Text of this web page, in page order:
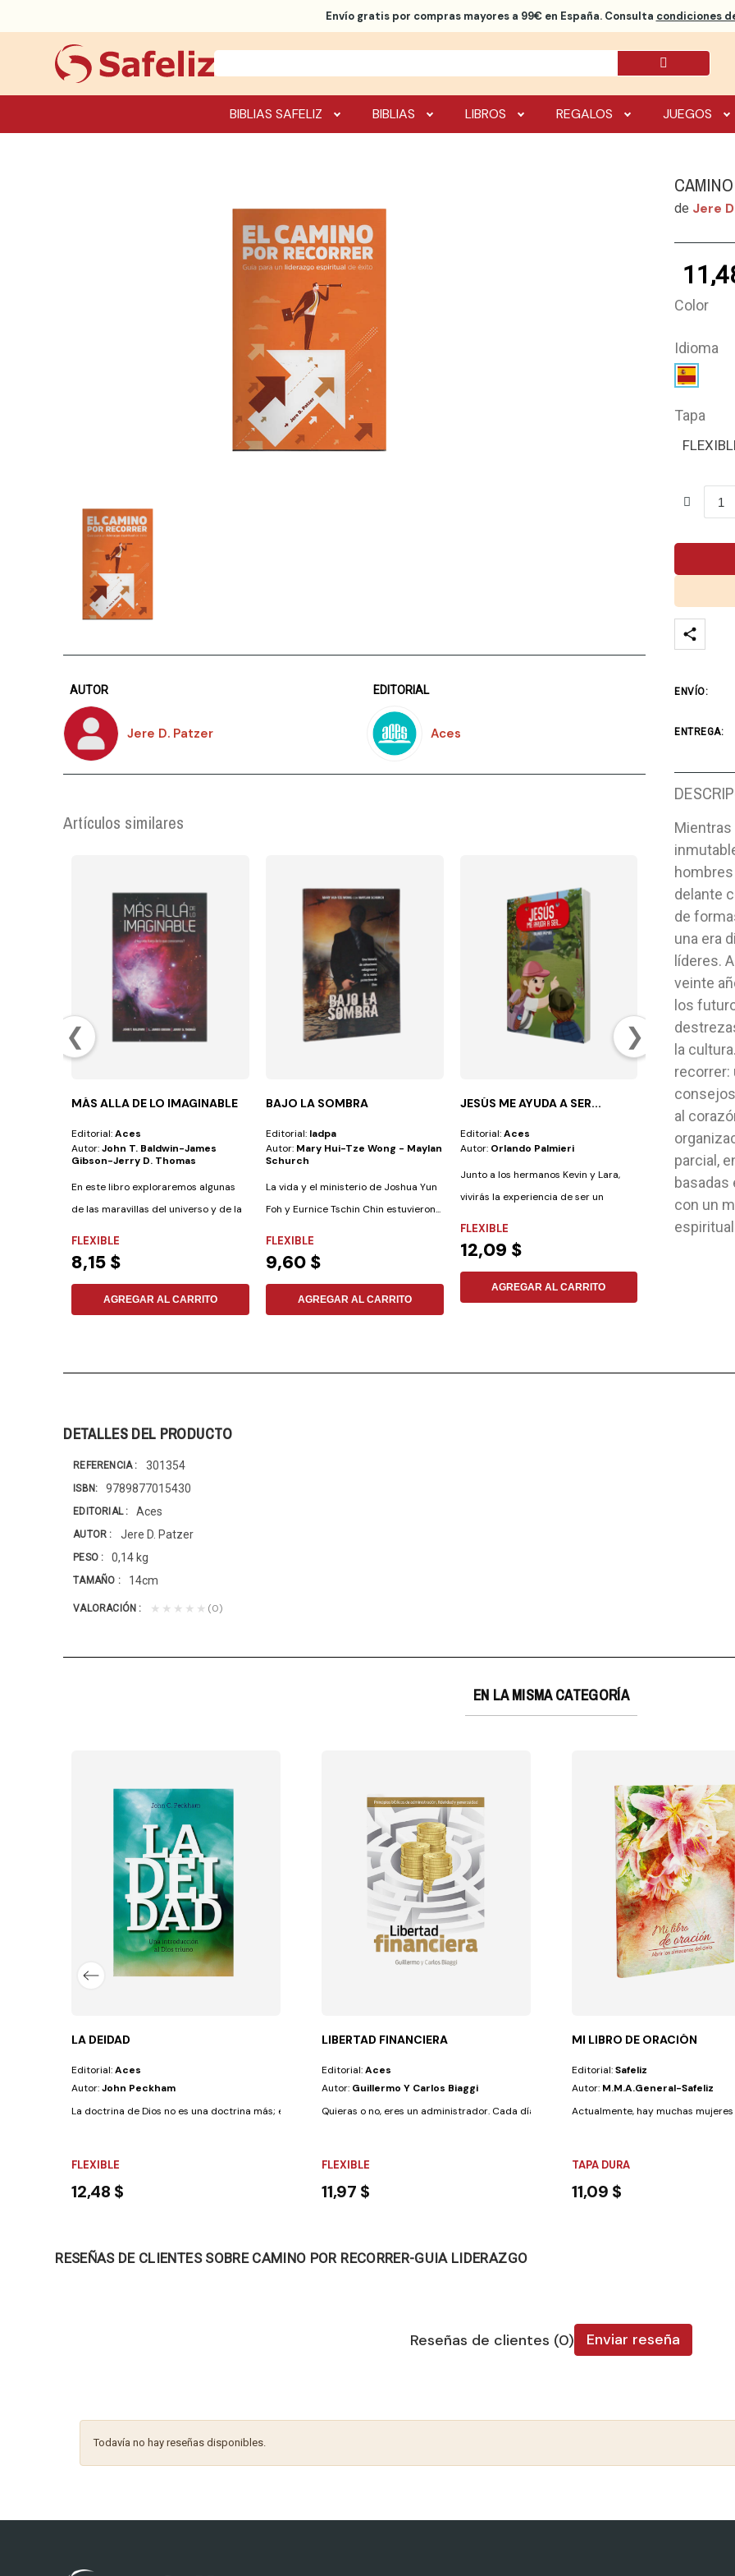
Envío gratispor compras mayores a 99€ en España. Consulta condiciones
BIBLIAS SAFELIZ BIBLIAS LIBROS REGALOS JUEGOS
AUTOR
Jere D. Patzer
EDITORIAL
Aces
Artículos similares
❮ ❯
MÁS ALLA DE LO IMAGINABLE
Editorial:Aces
Autor:John T. Baldwin-James
Gibson-Jerry D. Thomas
En este libro exploraremos algunas
de las maravillas del universo y de la
FLEXIBLE
8,15 $
AGREGAR AL CARRITO
BAJO LA SOMBRA
Editorial: Iadpa
Autor: Mary Hui-Tze Wong - Maylan
Schurch
La vida y el ministerio de Joshua Yun
Foh y Eurnice Tschin Chin estuvieron...
FLEXIBLE
9,60 $
AGREGAR AL CARRITO
JESÚS ME AYUDA A SER...
Editorial:Aces
Autor: Orlando Palmieri
Junto a los hermanos Kevin y Lara,
vivirás la experiencia de ser un
FLEXIBLE
12,09 $
AGREGAR AL CARRITO
JESÚS Y TÚ
Editorial:Pacific
Bradley
FLEXIBLE
de Jere
Color
Idioma
Tapa
ENVÍO:
ENTREGA:
delante
de
una era
líderes.
veinte
los
la
recorrer:
al
parcial,
basadas
con un
DETALLES DEL PRODUCTO
REFERENCIA 301354
ISBN 9789877015430
EDITORIAL Aces
AUTOR Jere D. Patzer
PESO 0,14 kg
TAMAÑO 14cm
VALORACIÓN ★★★★★ (0)
EN LA MISMA CATEGORÍA
débil y lo fuerte... Nuestras...
LA DEIDAD
Editorial:Aces
Autor:John Peckham
La doctrina de Dios no es una doctrina más; es la base sobre la cual se construyen...
FLEXIBLE
12,48 $
LIBERTAD FINANCIERA
Editorial:Aces
Autor: Guillermo Y Carlos Biaggi
Quieras o no, eres un administrador. Cada día tomas decisiones sobre la...
FLEXIBLE
11,97 $
MI LIBRO DE ORACIÓN
Editorial:Safeliz
Autor: M.M.A.General-Safeliz
Actualmente, hay muchas
TAPA DURA
11,09 $
RESEÑAS DE CLIENTES SOBRE CAMINO POR RECORRER-GUIA LIDERAZGO
Reseñas de clientes (0) Enviar reseña
Todavía no hay reseñas disponibles.